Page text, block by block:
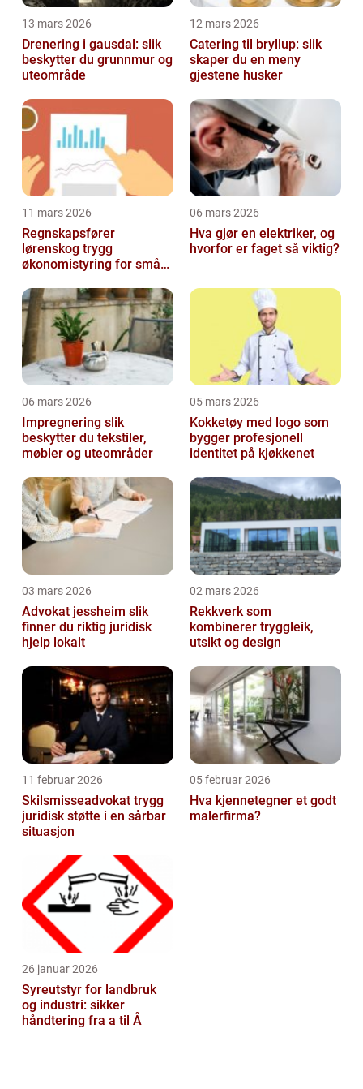
13 mars 2026
Drenering i gausdal: slik
beskytter du grunnmur og
uteområde
12 mars 2026
Catering til bryllup: slik
skaper du en meny
gjestene husker
11 mars 2026
Regnskapsfører
lørenskog trygg
økonomistyring for små
06 mars 2026
Hva gjør en elektriker, og
hvorfor er faget så viktig?
06 mars 2026
Impregnering slik
beskytter du tekstiler,
møbler og uteområder
05 mars 2026
Kokketøy med logo som
bygger profesjonell
identitet på kjøkkenet
03 mars 2026
Advokat jessheim slik
finner du riktig juridisk
hjelp lokalt
02 mars 2026
Rekkverk som
kombinerer tryggleik,
utsikt og design
11 februar 2026
Skilsmisseadvokat trygg
juridisk støtte i en sårbar
situasjon
05 februar 2026
Hva kjennetegner et godt
malerfirma?
26 januar 2026
Syreutstyr for landbruk
og industri: sikker
håndtering fra a til Å